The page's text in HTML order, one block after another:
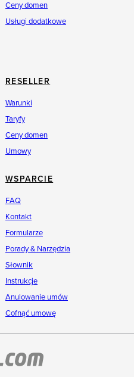
Ceny domen
Usługi dodatkowe
RESELLER
Warunki
Taryfy
Ceny domen
Umowy
WSPARCIE
FAQ
Kontakt
Formularze
Porady & Narzędzia
Słownik
Instrukcje
Anulowanie umów
Cofnąć umowę